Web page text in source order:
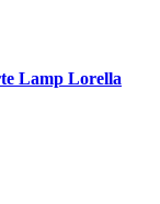
Lamp Lorella